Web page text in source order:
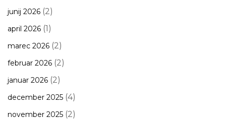
junij 2026 (2)
april 2026 (1)
marec 2026 (2)
februar 2026 (2)
januar 2026 (2)
december 2025 (4)
november 2025 (2)